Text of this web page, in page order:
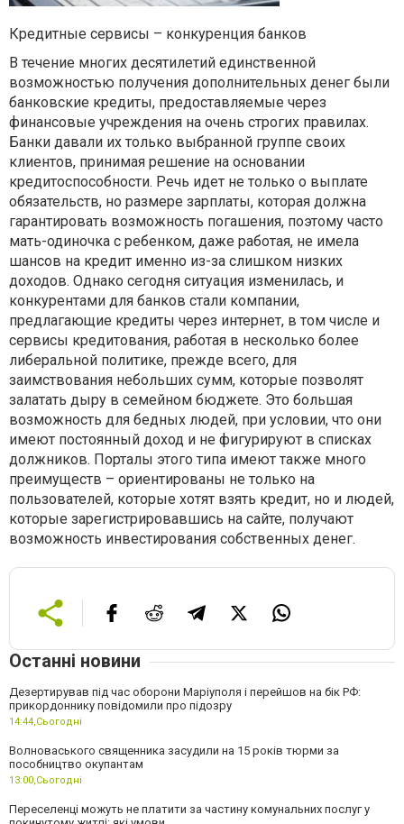
Кредитные сервисы – конкуренция банков
В течение многих десятилетий единственной
возможностью получения дополнительных денег были
банковские кредиты, предоставляемые через
финансовые учреждения на очень строгих правилах.
Банки давали их только выбранной группе своих
клиентов, принимая решение на основании
кредитоспособности. Речь идет не только о выплате
обязательств, но размере зарплаты, которая должна
гарантировать возможность погашения, поэтому часто
мать-одиночка с ребенком, даже работая, не имела
шансов на кредит именно из-за слишком низких
доходов. Однако сегодня ситуация изменилась, и
конкурентами для банков стали компании,
предлагающие кредиты через интернет, в том числе и
сервисы кредитования, работая в несколько более
либеральной политике, прежде всего, для
заимствования небольших сумм, которые позволят
залатать дыру в семейном бюджете. Это большая
возможность для бедных людей, при условии, что они
имеют постоянный доход и не фигурируют в списках
должников. Порталы этого типа имеют также много
преимуществ – ориентированы не только на
пользователей, которые хотят взять кредит, но и людей,
которые зарегистрировавшись на сайте, получают
возможность инвестирования собственных денег.
Останні новини
Дезертирував під час оборони Маріуполя і перейшов на бік РФ:
прикордоннику повідомили про підозру
14:44,Сьогодні
Волноваського священника засудили на 15 років тюрми за
пособництво окупантам
13:00,Сьогодні
Переселенці можуть не платити за частину комунальних послуг у